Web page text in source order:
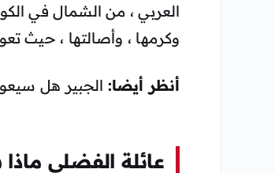
العربي ، من الشمال في
وكرمها ، وأصالتها ، حيث
أنظر أيضا: الجبير هل
عائلة الفضلي